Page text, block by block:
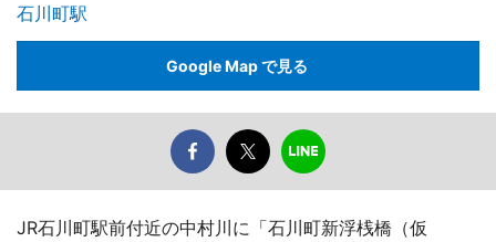
石川町駅
Google Map で見る
JR石川町駅前付近の中村川に「石川町新浮桟橋（仮